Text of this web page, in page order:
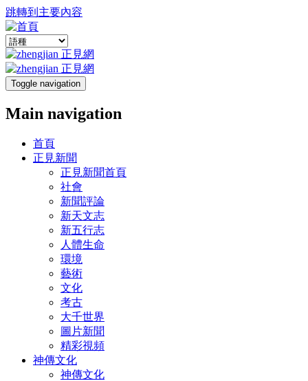
跳轉到主要內容
Toggle navigation
Main navigation
首頁
正見新聞
正見新聞首頁
社會
新聞評論
新天文志
新五行志
人體生命
環境
藝術
文化
考古
大千世界
圖片新聞
精彩視頻
神傳文化
神傳文化